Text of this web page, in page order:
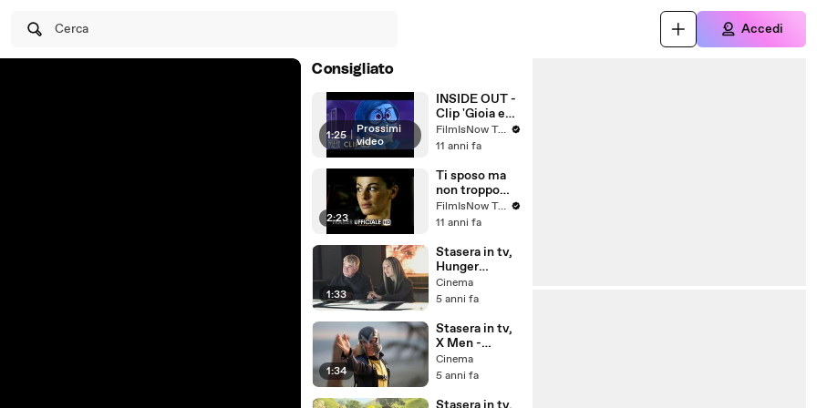
Cerca Accedi
Consigliato
1:25 | Prossimi
video
INSIDE OUT -
Clip 'Gioia e
Tristezza'
[HD]
FilmIsNow Trailer & Clip in Italiano
11 anni fa
2:23
Ti sposo ma
non troppo
Trailer
Ufficiale
Vanessa
Incontrada,
Gabriele
Pignotta
Movie HD
FilmIsNow Trailer & Clip in Italiano
11 anni fa
1:33
Stasera in tv,
Hunger
Games, il
canto della
le curiosità
che non
sapevi sul film
Cinema
5 anni fa
1:34
Stasera in tv,
X Men -
L'inizio su
Italia 1: le
film che non
Cinema
5 anni fa